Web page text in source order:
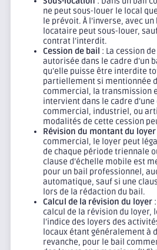
ne peut sous-louer le local
le prévoit. À l’inverse, avec
locataire peut sous-louer,
contrat l’interdit.
Cession de bail : La cession
autorisée dans le cadre d’un
qu’elle puisse être interdite
partiellement si mentionnée
commercial, la transmission
intervient dans le cadre
commercial, industriel, ou
modalités de cette cession
Révision du montant du loyer
commercial, le loyer peut
de chaque période triennale
clause d’échelle mobile est
pour un bail professionnel,
automatique, sauf si une
lors de la rédaction du bail.
Calcul de la révision du loyer
calcul de la révision du
l’indice des loyers des
locaux étant généralement à
revanche, pour le bail